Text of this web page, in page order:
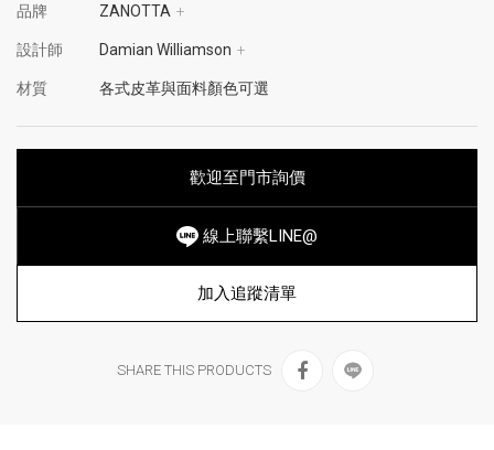
品牌 ZANOTTA +
設計師 Damian Williamson +
材質 各式皮革與面料顏色可選
歡迎至門市詢價
線上聯繫LINE@
加入追蹤清單
SHARE THIS PRODUCTS